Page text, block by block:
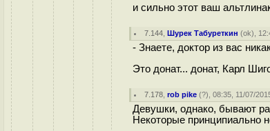
и сильно этот ваш
7.144 ,Шурек Табуреткин (ok),
- Знаете, доктор из вас
Это донат... донат, Карл
7.178 ,rob pike (?), 08:35, 11/07/
Девушки, однако, бывают
Некоторые принципиально